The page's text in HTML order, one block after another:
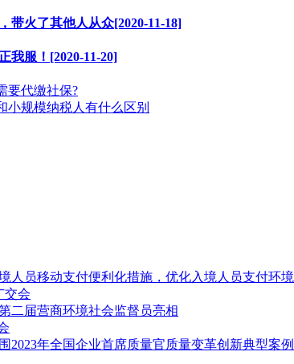
带火了其他人从众[2020-11-18]
我服！[2020-11-20]
要代缴社保?
小规模纳税人有什么区别
人员移动支付便利化措施，优化入境人员支付环境
交会
二届营商环境社会监督员亮相
2023年全国企业首席质量官质量变革创新典型案例